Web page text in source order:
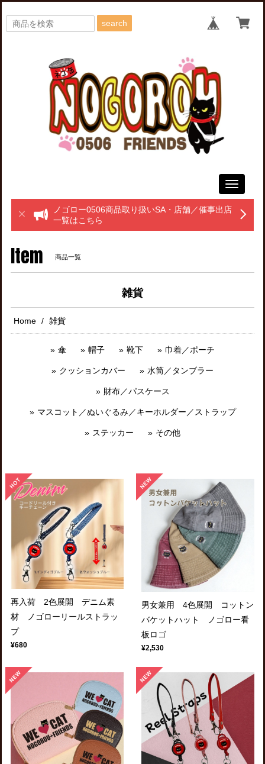
search
Toggle
ノゴロー0506商品取り扱いSA・店舗／催事出店
一覧はこちら
Item 商品一覧
雑貨
Home 雑貨
傘 帽子 靴下 巾着／ポーチ
クッションカバー 水筒／タンブラー
財布／パスケース
マスコット／ぬいぐるみ／キーホルダー／ストラップ
ステッカー その他
再入荷 2色展開 デニム素
材 ノゴローリールストラッ
プ
¥680
男女兼用 4色展開 コットン
バケットハット ノゴロー看
板ロゴ
¥2,530